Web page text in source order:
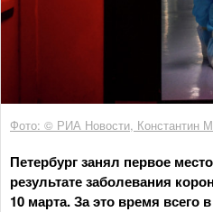
Фото: © РИА Новости, Константин
Петербург занял первое
результате заболевания
10 марта. За это время всего